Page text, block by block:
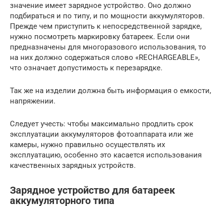
значение имеет зарядное устройство. Оно должно
подбираться и по типу, и по мощности аккумуляторов.
Прежде чем приступить к непосредственной зарядке,
нужно посмотреть маркировку батареек. Если они
предназначены для многоразового использования, то
на них должно содержаться слово «RECHARGEABLE»,
что означает допустимость к перезарядке.
Так же на изделии должна быть информация о емкости,
напряжении.
Следует учесть: чтобы максимально продлить срок
эксплуатации аккумуляторов фотоаппарата или же
камеры, нужно правильно осуществлять их
эксплуатацию, особенно это касается использования
качественных зарядных устройств.
Зарядное устройство для батареек
аккумуляторного типа